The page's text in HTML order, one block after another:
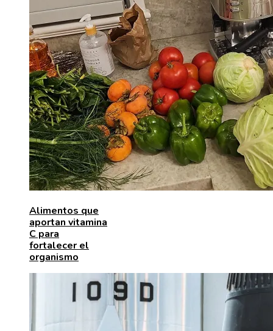
Alimentos que
aportan vitamina
C para
fortalecer el
organismo